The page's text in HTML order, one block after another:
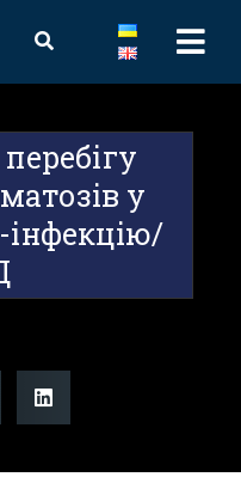
у
інфекцію/